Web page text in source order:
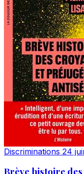
Discriminations 24
Brève histoire